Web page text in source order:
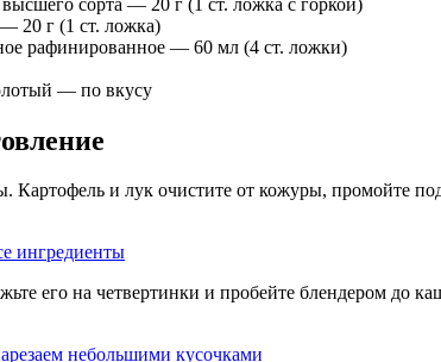
20 г (1 ст. ложка)
рафинированное — 60 мл (4 ст. ложки)
— по вкусу
Картофель и лук очистите от кожуры, промойте
его на четвертинки и пробейте блендером до